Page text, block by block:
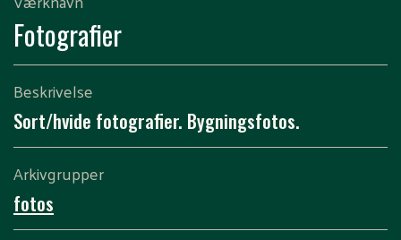
Fotografier
Beskrivelse
Sort/hvide fotografier. Bygningsfotos.
Arkivgrupper
fotos